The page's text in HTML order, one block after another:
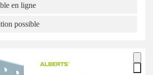
en ligne
possible